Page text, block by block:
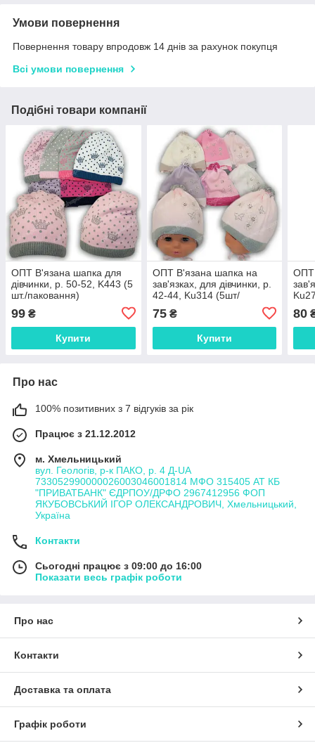
Умови повернення
Повернення товару впродовж 14 днів за рахунок покупця
Всі умови повернення
Подібні товари компанії
ОПТ В'язана шапка для
дівчинки, р. 50-52, K443 (5
шт./паковання)
99 ₴
Купити
ОПТ В'язана шапка на
зав'язках, для дівчинки, р.
42-44, Ku314 (5шт/
75₴
Купити
ОПТ
80
Про нас
100% позитивних з 7 відгуків за рік
Працює з 21.12.2012
м. Хмельницький
вул. Геологів, р-к ПАКО, р. 4 Д-UA
733052990000026003046001814 МФО 315405 АТ КБ
"ПРИВАТБАНК" ЄДРПОУ/ДРФО 2967412956 ФОП
ЯКУБОВСЬКИЙ ІГОР ОЛЕКСАНДРОВИЧ, Хмельницький,
Україна
Контакти
Сьогодні працює з 09:00 до 16:00
Показати весь графік роботи
Про нас
Контакти
Доставка та оплата
Графік роботи